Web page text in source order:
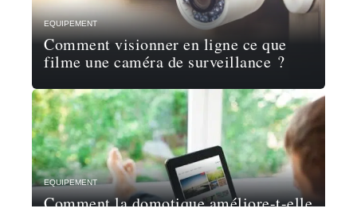
EQUIPEMENT
Comment visionner en ligne ce que
filme une caméra de surveillance ?
EQUIPEMENT
Comment la domotique améliore-t-elle